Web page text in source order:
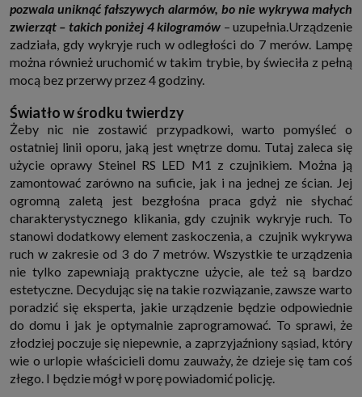
pozwala uniknąć fałszywych alarmów, bo nie wykrywa małych
zwierząt – takich poniżej 4 kilogramów – uzupełnia.Urządzenie
zadziała, gdy wykryje ruch w odległości do 7 merów. Lampę
można również uruchomić w takim trybie, by świeciła z pełną
mocą bez przerwy przez 4 godziny.
Światło w środku twierdzy
Żeby nic nie zostawić przypadkowi, warto pomyśleć o
ostatniej linii oporu, jaką jest wnętrze domu. Tutaj zaleca się
użycie oprawy Steinel RS LED M1 z czujnikiem. Można ją
zamontować zarówno na suficie, jak i na jednej ze ścian. Jej
ogromną zaletą jest bezgłośna praca gdyż nie słychać
charakterystycznego klikania, gdy czujnik wykryje ruch. To
stanowi dodatkowy element zaskoczenia, a czujnik wykrywa
ruch w zakresie od 3 do 7 metrów. Wszystkie te urządzenia
nie tylko zapewniają praktyczne użycie, ale też są bardzo
estetyczne. Decydując się na takie rozwiązanie, zawsze warto
poradzić się eksperta, jakie urządzenie będzie odpowiednie
do domu i jak je optymalnie zaprogramować. To sprawi, że
złodziej poczuje się niepewnie, a zaprzyjaźniony sąsiad, który
wie o urlopie właścicieli domu zauważy, że dzieje się tam coś
złego. I będzie mógł w porę powiadomić policję.